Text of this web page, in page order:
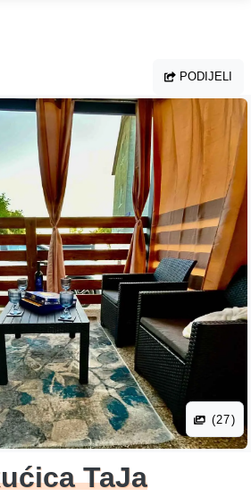
PODIJELI
(27)
TaJa